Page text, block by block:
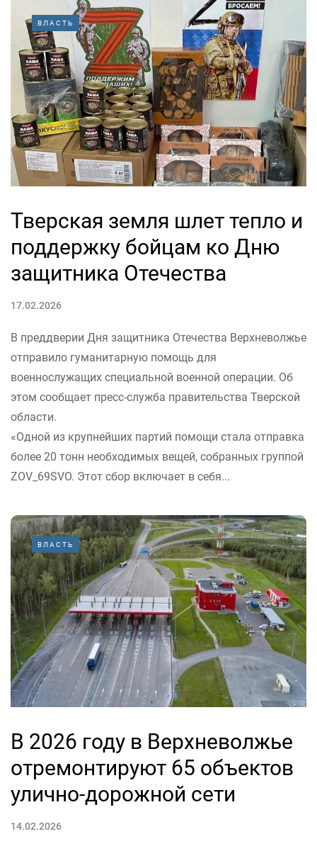
ВЛАСТЬ
Тверская земля шлет тепло и
поддержку бойцам ко Дню
защитника Отечества
17.02.2026
В преддверии Дня защитника Отечества Верхневолжье
отправило гуманитарную помощь для
военнослужащих специальной военной операции. Об
этом сообщает пресс-служба правительства Тверской
области.
«Одной из крупнейших партий помощи стала отправка
более 20 тонн необходимых вещей, собранных группой
ZOV_69SVO. Этот сбор включает в себя...
ВЛАСТЬ
В 2026 году в Верхневолжье
отремонтируют 65 объектов
улично-дорожной сети
14.02.2026